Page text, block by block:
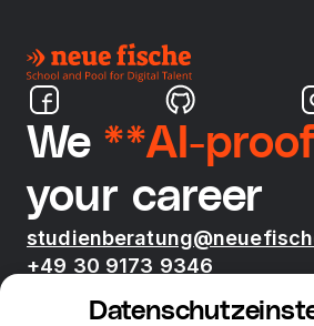
We **AI-
your career
+49 30 9173 9346